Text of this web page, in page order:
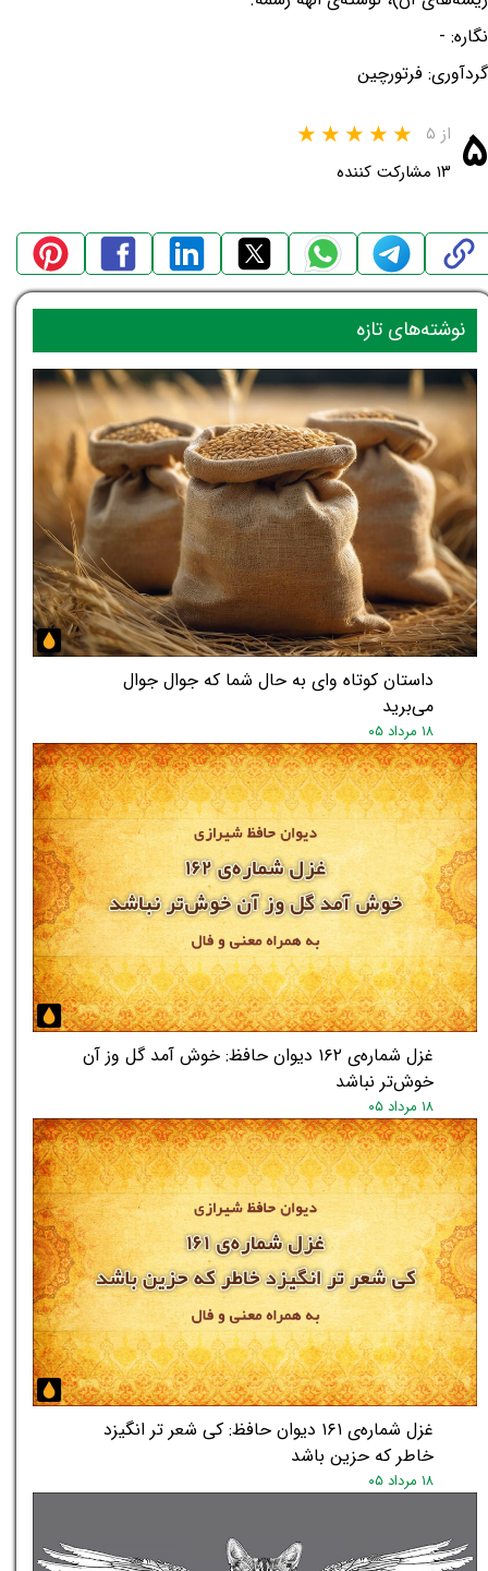
نگاره: -
گردآوری: فرتورچین
۵ از ۵
★
۱۳ مشارکت کننده
داستان کوتاه وای به حال شما که جوال جوال
می‌برید
۱۸ مرداد ۰۵
غزل شماره‌ی ۱۶۲ دیوان حافظ: خوش آمد گل وز آن
خوش‌تر نباشد
۱۸ مرداد ۰۵
غزل شماره‌ی ۱۶۱ دیوان حافظ: کی شعر تر انگیزد
خاطر که حزین باشد
۱۸ مرداد ۰۵
نوشته‌های تازه